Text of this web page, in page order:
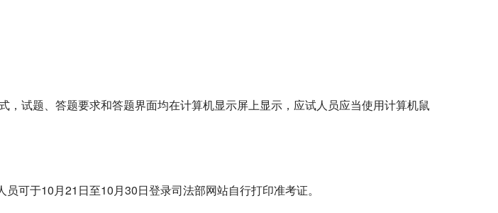
试题、答题要求和答题界面均在计算机显示屏上显示，应试人员应当使用计算机鼠
员可于10月21 日至10月30日登录司法部网站自行打印准考证。